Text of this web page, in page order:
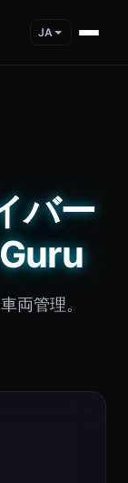
JA
バー
両管理。